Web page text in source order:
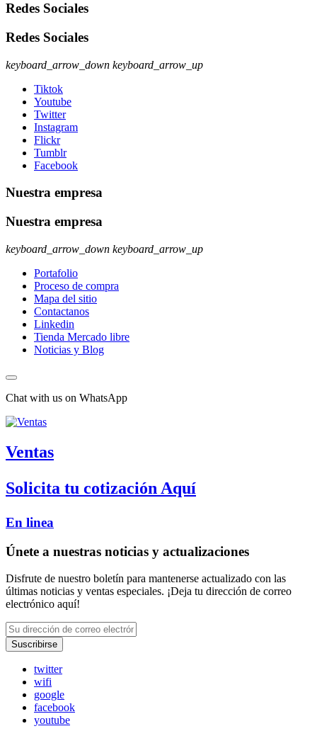
Redes Sociales
Redes Sociales
keyboard_arrow_down keyboard_arrow_up
Tiktok
Youtube
Twitter
Instagram
Flickr
Tumblr
Facebook
Nuestra empresa
Nuestra empresa
keyboard_arrow_down keyboard_arrow_up
Portafolio
Proceso de compra
Mapa del sitio
Contactanos
Linkedin
Tienda Mercado libre
Noticias y Blog
Chat with us on WhatsApp
Ventas
Solicita tu cotización Aquí
En linea
Únete a nuestras noticias y actualizaciones
Disfrute de nuestro boletín para mantenerse actualizado con las
últimas noticias y ventas especiales. ¡Deja tu dirección de correo
electrónico aquí!
Suscribirse
twitter
wifi
google
facebook
youtube